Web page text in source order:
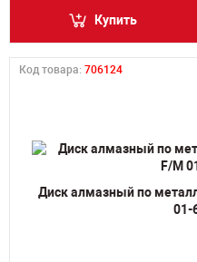
Купить
Код товара: 706124
Диск алмазный по
01-